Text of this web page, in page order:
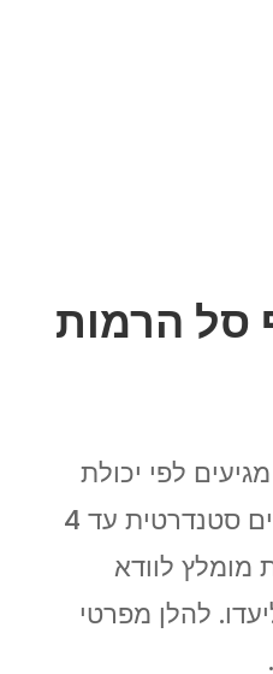
סל הרמות
לפי יכולת
הרמת והורדת רהיטים סטנדרטית עד 4
4 קומות מומלץ לוודא
להלן מפרטי